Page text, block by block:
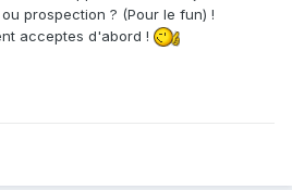
prospection ? (Pour le fun) !
acceptes d'abord !